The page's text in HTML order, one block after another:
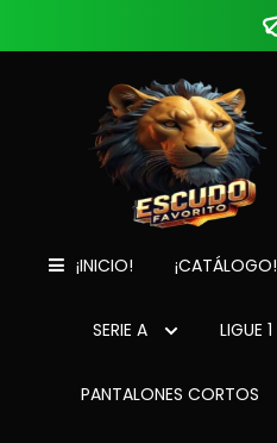
¡INICIO! ¡CATÁLOGO!
SERIE A LIGUE 1
PANTALONES CORTOS